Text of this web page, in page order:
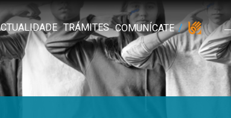
TRÁMITES COMUNÍCATE